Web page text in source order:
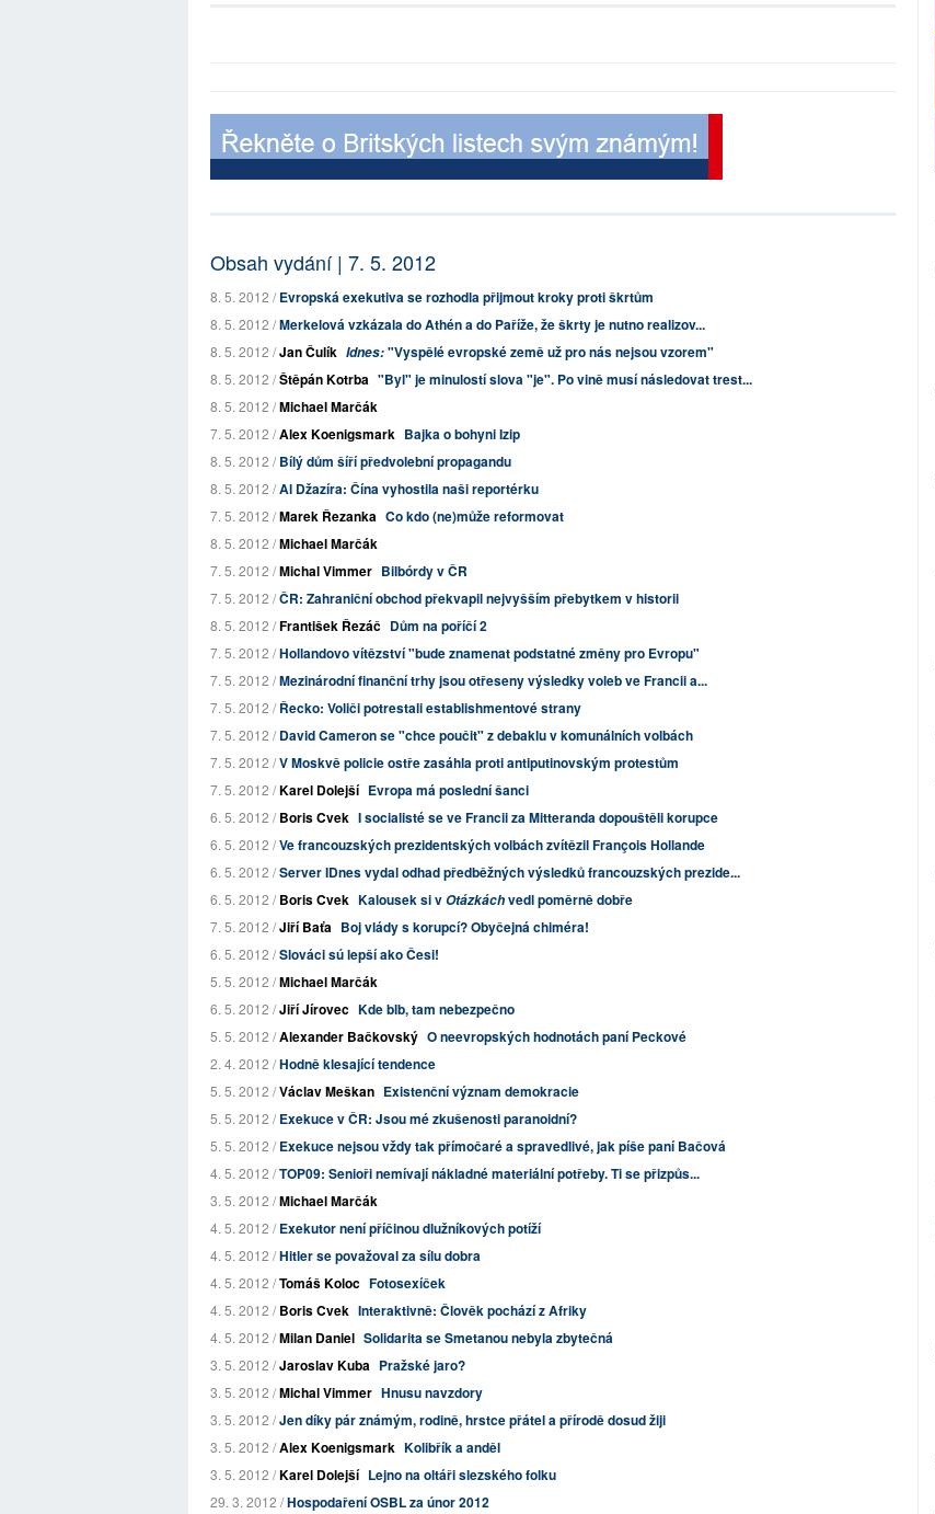
Obsah vydání | 7. 5. 2012
8. 5. 2012 /Evropská exekutiva se rozhodla přijmout kroky proti škrtům
8. 5. 2012 /Merkelová vzkázala do Athén a do Paříže, že škrty je nutno realizov...
8. 5. 2012 /Jan Čulík Idnes:"Vyspělé evropské země už pro nás nejsou vzorem"
8. 5. 2012 /Štěpán Kotrba "Byl" je minulostí slova "je". Po vině musí následovat trest...
8. 5. 2012 /Michael Marčák
7. 5. 2012 /Alex Koenigsmark Bajka o bohyni Izip
8. 5. 2012 /Bílý dům šíří předvolební propagandu
8. 5. 2012 /Al Džazíra: Čína vyhostila naši reportérku
7. 5. 2012 /Marek Řezanka Co kdo (ne)může reformovat
8. 5. 2012 /Michael Marčák
7. 5. 2012 /Michal Vimmer Bilbórdy v ČR
7. 5. 2012 /ČR: Zahraniční obchod překvapil nejvyšším přebytkem v historii
8. 5. 2012 /František Řezáč Dům na poříčí 2
7. 5. 2012 /Hollandovo vítězství "bude znamenat podstatné změny pro Evropu"
7. 5. 2012 /Mezinárodní finanční trhy jsou otřeseny výsledky voleb ve Francii a...
7. 5. 2012 /Řecko: Voliči potrestali establishmentové strany
7. 5. 2012 /David Cameron se "chce poučit" z debaklu v komunálních volbách
7. 5. 2012 /V Moskvě policie ostře zasáhla proti antiputinovským protestům
7. 5. 2012 /Karel Dolejší Evropa má poslední šanci
6. 5. 2012 /Boris Cvek I socialisté se ve Francii za Mitteranda dopouštěli korupce
6. 5. 2012 /Ve francouzských prezidentských volbách zvítězil François Hollande
6. 5. 2012 /Server IDnes vydal odhad předběžných výsledků francouzských prezide...
6. 5. 2012 /Boris Cvek Kalousek si vOtázkáchvedl poměrně dobře
7. 5. 2012 /Jiří Baťa Boj vlády s korupcí? Obyčejná chiméra!
6. 5. 2012 /Slováci sú lepší ako Česi!
5. 5. 2012 /Michael Marčák
6. 5. 2012 /Jiří Jírovec Kde blb, tam nebezpečno
5. 5. 2012 /Alexander Bačkovský O neevropských hodnotách paní Peckové
2. 4. 2012 /Hodně klesající tendence
5. 5. 2012 /Václav Meškan Existenční význam demokracie
5. 5. 2012 /Exekuce v ČR: Jsou mé zkušenosti paranoidní?
5. 5. 2012 /Exekuce nejsou vždy tak přímočaré a spravedlivé, jak píše paní Bačová
4. 5. 2012 /TOP09: Senioři nemívají nákladné materiální potřeby. Ti se přizpůs...
3. 5. 2012 /Michael Marčák
4. 5. 2012 /Exekutor není příčinou dlužníkových potíží
4. 5. 2012 /Hitler se považoval za sílu dobra
4. 5. 2012 /Tomáš Koloc Fotosexíček
4. 5. 2012 /Boris Cvek Interaktivně: Člověk pochází z Afriky
4. 5. 2012 /Milan Daniel Solidarita se Smetanou nebyla zbytečná
3. 5. 2012 /Jaroslav Kuba Pražské jaro?
3. 5. 2012 /Michal Vimmer Hnusu navzdory
3. 5. 2012 /Jen díky pár známým, rodině, hrstce přátel a přírodě dosud žiji
3. 5. 2012 /Alex Koenigsmark Kolibřík a anděl
3. 5. 2012 /Karel Dolejší Lejno na oltáři slezského folku
29. 3. 2012 /Hospodaření OSBL za únor 2012